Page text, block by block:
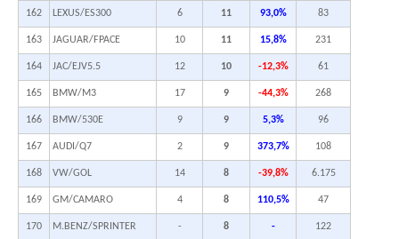
162 LEXUS/ES300 6 11 93,0% 83
163 JAGUAR/FPACE 10 11 15,8% 231
164 JAC/EJV5.5 12 10 -12,3% 61
165 BMW/M3 17 9 -44,3% 268
166 BMW/530E 9 9 5,3% 96
167 AUDI/Q7 2 9 373,7% 108
168 VW/GOL 14 8 -39,8% 6.175
169 GM/CAMARO 4 8 110,5% 47
170 M.BENZ/SPRINTER - 8 - 122